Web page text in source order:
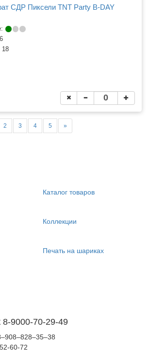
СДР Пиксели TNT Party B-DAY
18
2 3 4 5 »
Каталог товаров
Коллекции
Печать на шариках
8-9000-70-29-49
60-72